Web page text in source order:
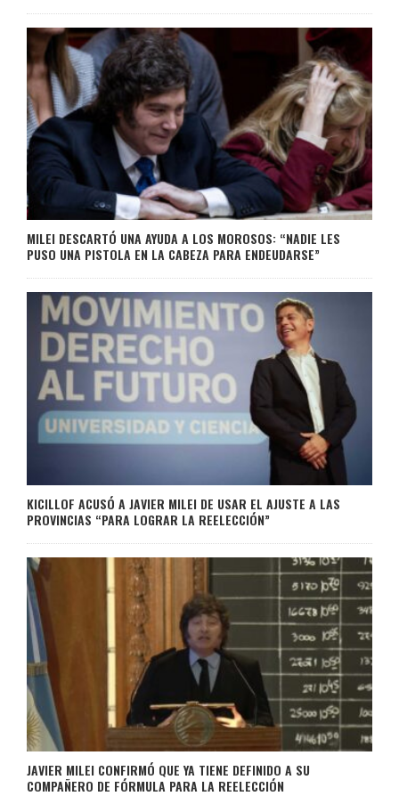
MILEI DESCARTÓ UNA AYUDA A LOS MOROSOS: “NADIE LES
PUSO UNA PISTOLA EN LA CABEZA PARA ENDEUDARSE”
KICILLOF ACUSÓ A JAVIER MILEI DE USAR EL AJUSTE A LAS
PROVINCIAS “PARA LOGRAR LA REELECCIÓN”
JAVIER MILEI CONFIRMÓ QUE YA TIENE DEFINIDO A SU
COMPAÑERO DE FÓRMULA PARA LA REELECCIÓN